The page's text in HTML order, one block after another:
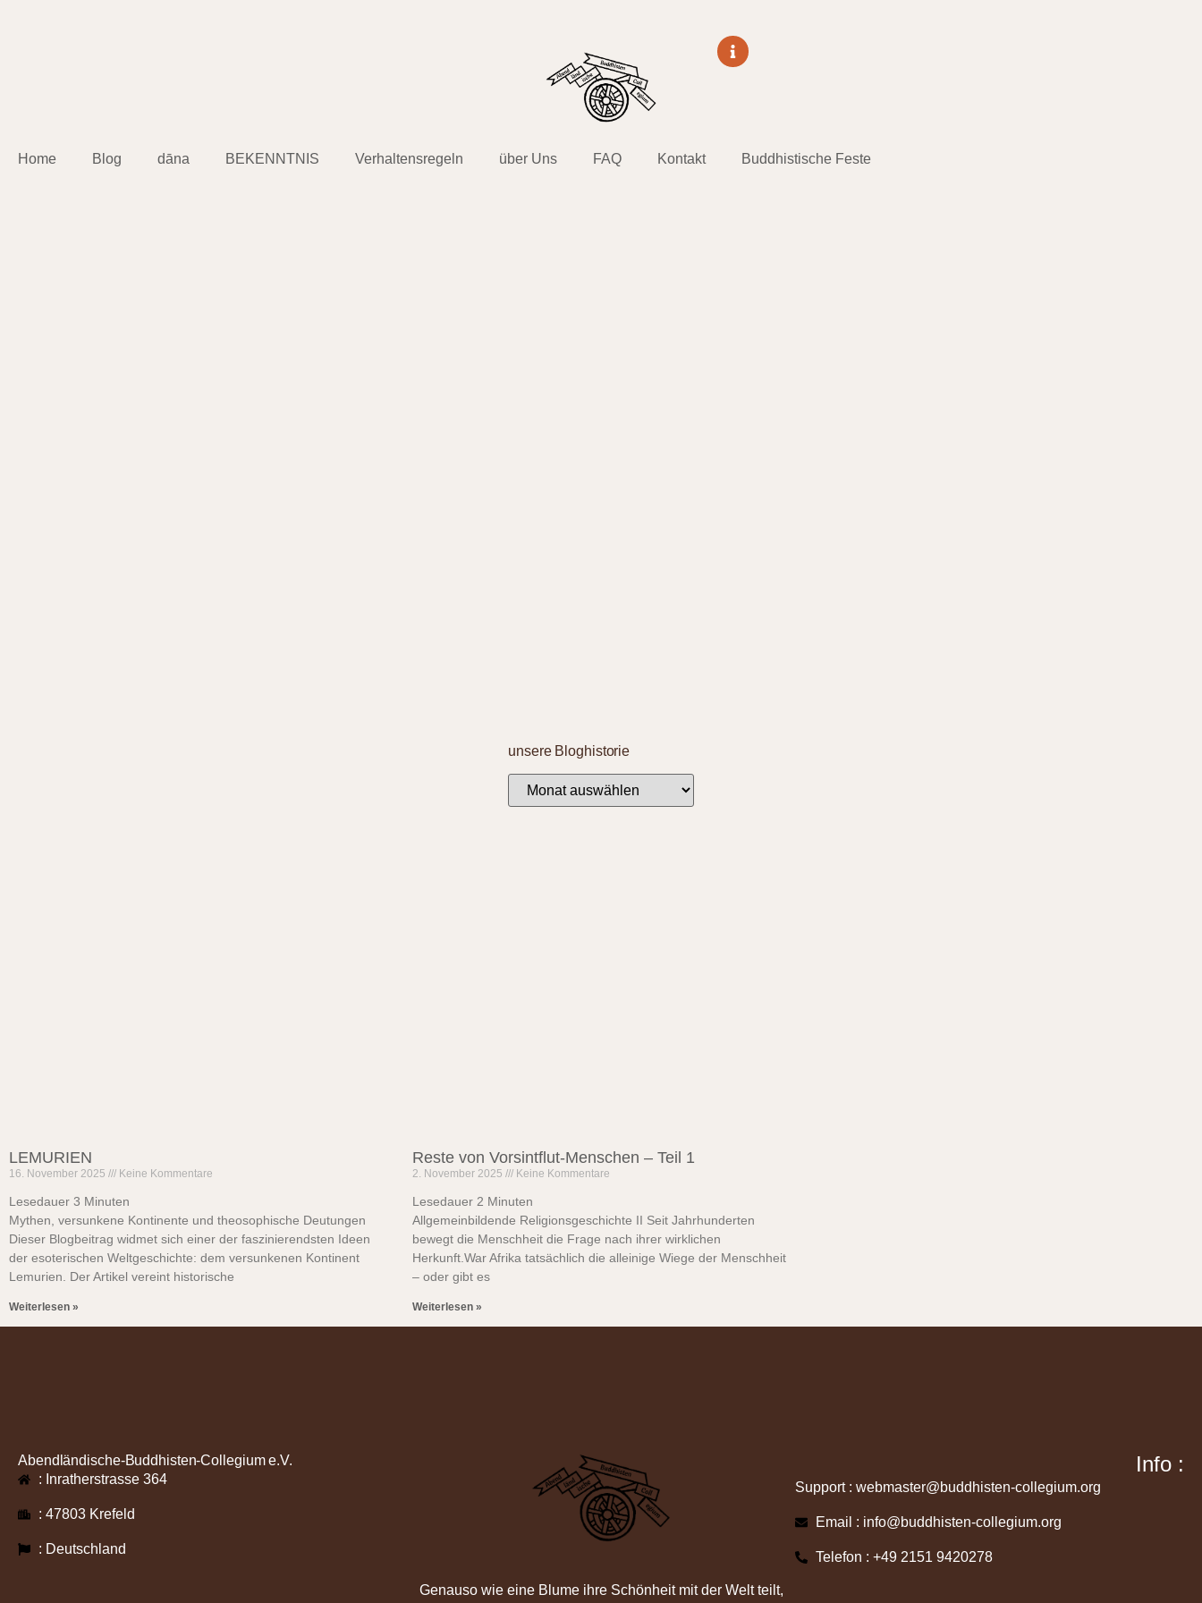
Home Blog dāna BEKENNTNIS Verhaltensregeln über Uns FAQ Kontakt Buddhistische Feste
unsere Bloghistorie
LEMURIEN
16. November 2025 Keine Kommentare
Lesedauer 3 Minuten
Mythen, versunkene Kontinente und theosophische Deutungen
Dieser Blogbeitrag widmet sich einer der faszinierendsten Ideen
der esoterischen Weltgeschichte: dem versunkenen Kontinent
Lemurien. Der Artikel vereint historische
Weiterlesen »
Reste von Vorsintflut-Menschen – Teil 1
2. November 2025 Keine Kommentare
Lesedauer 2 Minuten
Allgemeinbildende Religionsgeschichte II Seit Jahrhunderten
bewegt die Menschheit die Frage nach ihrer wirklichen
Herkunft.War Afrika tatsächlich die alleinige Wiege der Menschheit
– oder gibt es
Weiterlesen »
Abendländische-Buddhisten-Collegium e.V.
: Inratherstrasse 364
: 47803 Krefeld
: Deutschland
Genauso wie eine Blume ihre Schönheit mit der Welt teilt,
Info :
Support : webmaster@buddhisten-collegium.org
Email : info@buddhisten-collegium.org
Telefon : +49 2151 9420278